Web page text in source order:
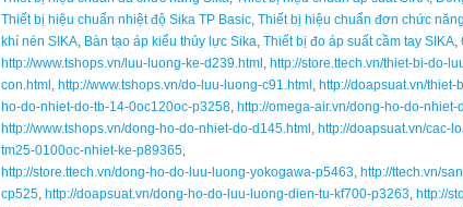
Thiết bị hiệu chuẩn nhiệt độ Sika TP Basic, Thiết bị hiệu chuẩn đơn chức
khí nén SIKA, Bàn tạo áp kiểu thủy lực Sika, Thiết bị đo áp suất cầm tay SIKA,
http://www.tshops.vn/luu-luong-ke-d239.html , http://store.ttech.vn/thiet-bi-do-
con.html , http://www.tshops.vn/do-luu-luong-c91.html , http://doapsuat.vn/
ho-do-nhiet-do-tb-14-0oc120oc-p3258, http://omega-air.vn/dong-ho-do-
http://www.tshops.vn/dong-ho-do-nhiet-do-d145.html , http://doapsuat.vn/cac-
tm25-0100oc-nhiet-ke-p89365,
http://store.ttech.vn/dong-ho-do-luu-luong-yokogawa-p5463, http://ttech.vn/
cp525, http://doapsuat.vn/dong-ho-do-luu-luong-dien-tu-kf700-p3263, http://